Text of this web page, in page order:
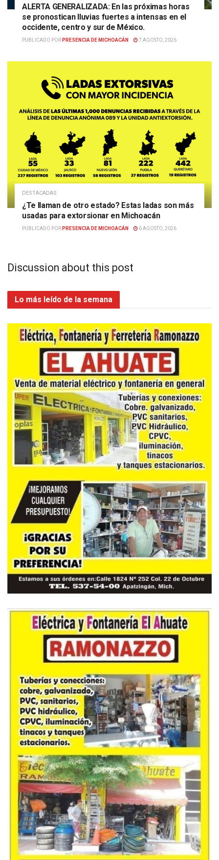
ALERTA GENERALIZADA: En las próximas horas
se pronostican lluvias fuertes a intensas en el
occidente, centro y sur de México.
PUBLICADO POR PRESENCIA DE MICHOACÁN 7 AGOSTO, 2026
DESTACADAS
¿Te llaman de otro estado? Estas ladas son más
usadas para extorsionar en Michoacán
PUBLICADO POR PRESENCIA DE MICHOACÁN 6 AGOSTO, 2026
Discussion about this post
Lo más leído de la semana